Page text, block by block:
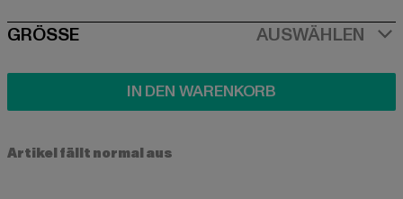
SIZE
GRÖSSE AUSWÄHLEN
IN DEN WARENKORB
Artikel fällt normal aus